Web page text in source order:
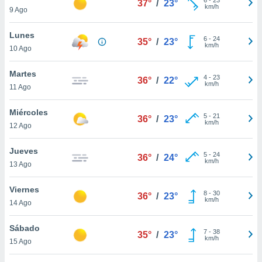
más
nuestra
y
de
disponible
cookies
aceptar
9 Ago
37° / 23°
km/h
Lunes
10 Ago
35° / 23° 6- 24
km/h
Martes
11 Ago
36° / 22° 4- 23
km/h
Miércoles
12 Ago
36° / 23° 5- 21
km/h
Jueves
13 Ago
36° / 24° 5- 24
km/h
Viernes
14 Ago
36° / 23° 8- 30
km/h
Sábado
15 Ago
35° / 23° 7- 38
km/h